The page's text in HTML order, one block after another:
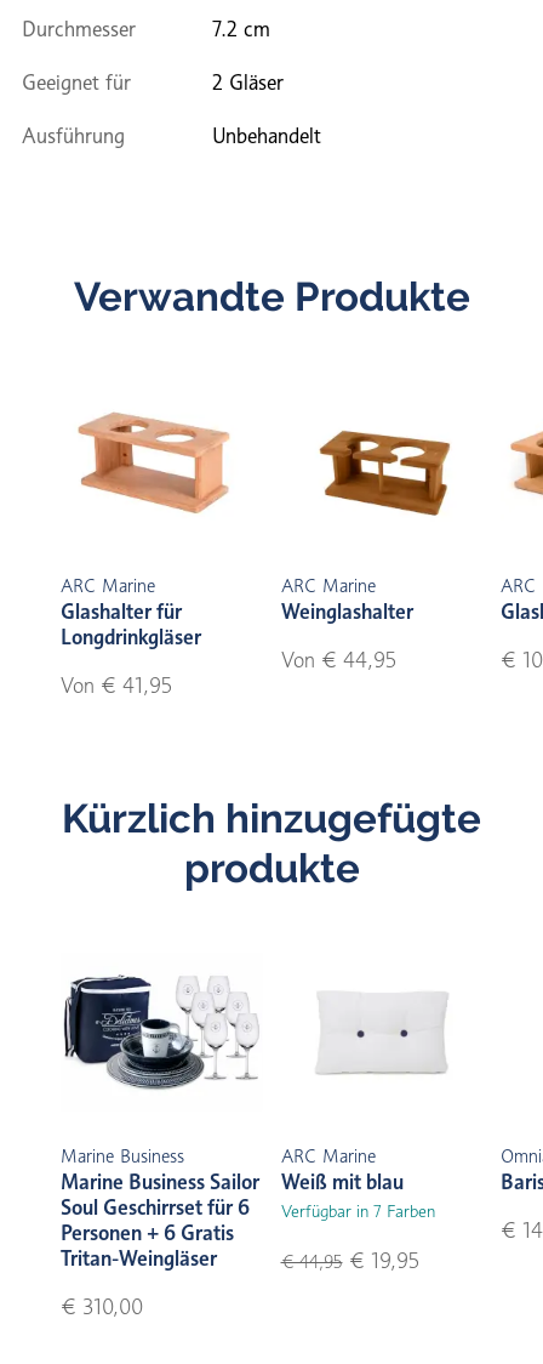
Durchmesser 7.2 cm
Geeignet für 2 Gläser
Ausführung Unbehandelt
Verwandte Produkte
ARC Marine
Glashalter für
Longdrinkgläser
Von € 41,95
ARC Marine
Weinglashalter
Von € 44,95
ARC
€
Kürzlich hinzugefügte
produkte
Marine Business
Marine Business Sailor
Soul Geschirrset für 6
Personen + 6 Gratis
Tritan-Weingläser
€ 310,00
ARC Marine
Weiß mit blau
Verfügbar in 7 Farben
€ 44,95€ 19,95
€